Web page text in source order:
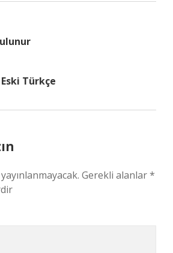
Türkçe
Gerekli alanlar*